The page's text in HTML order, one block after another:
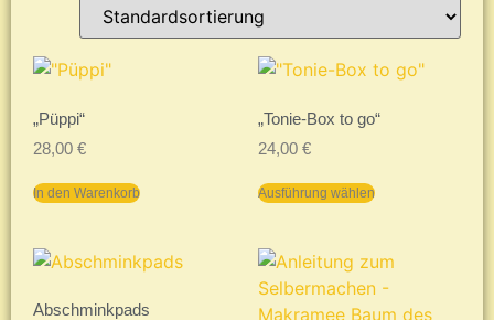
„Püppi“
28,00 €
In den Warenkorb
„Tonie-Box to go“
24,00 €
Ausführung wählen
Abschminkpads